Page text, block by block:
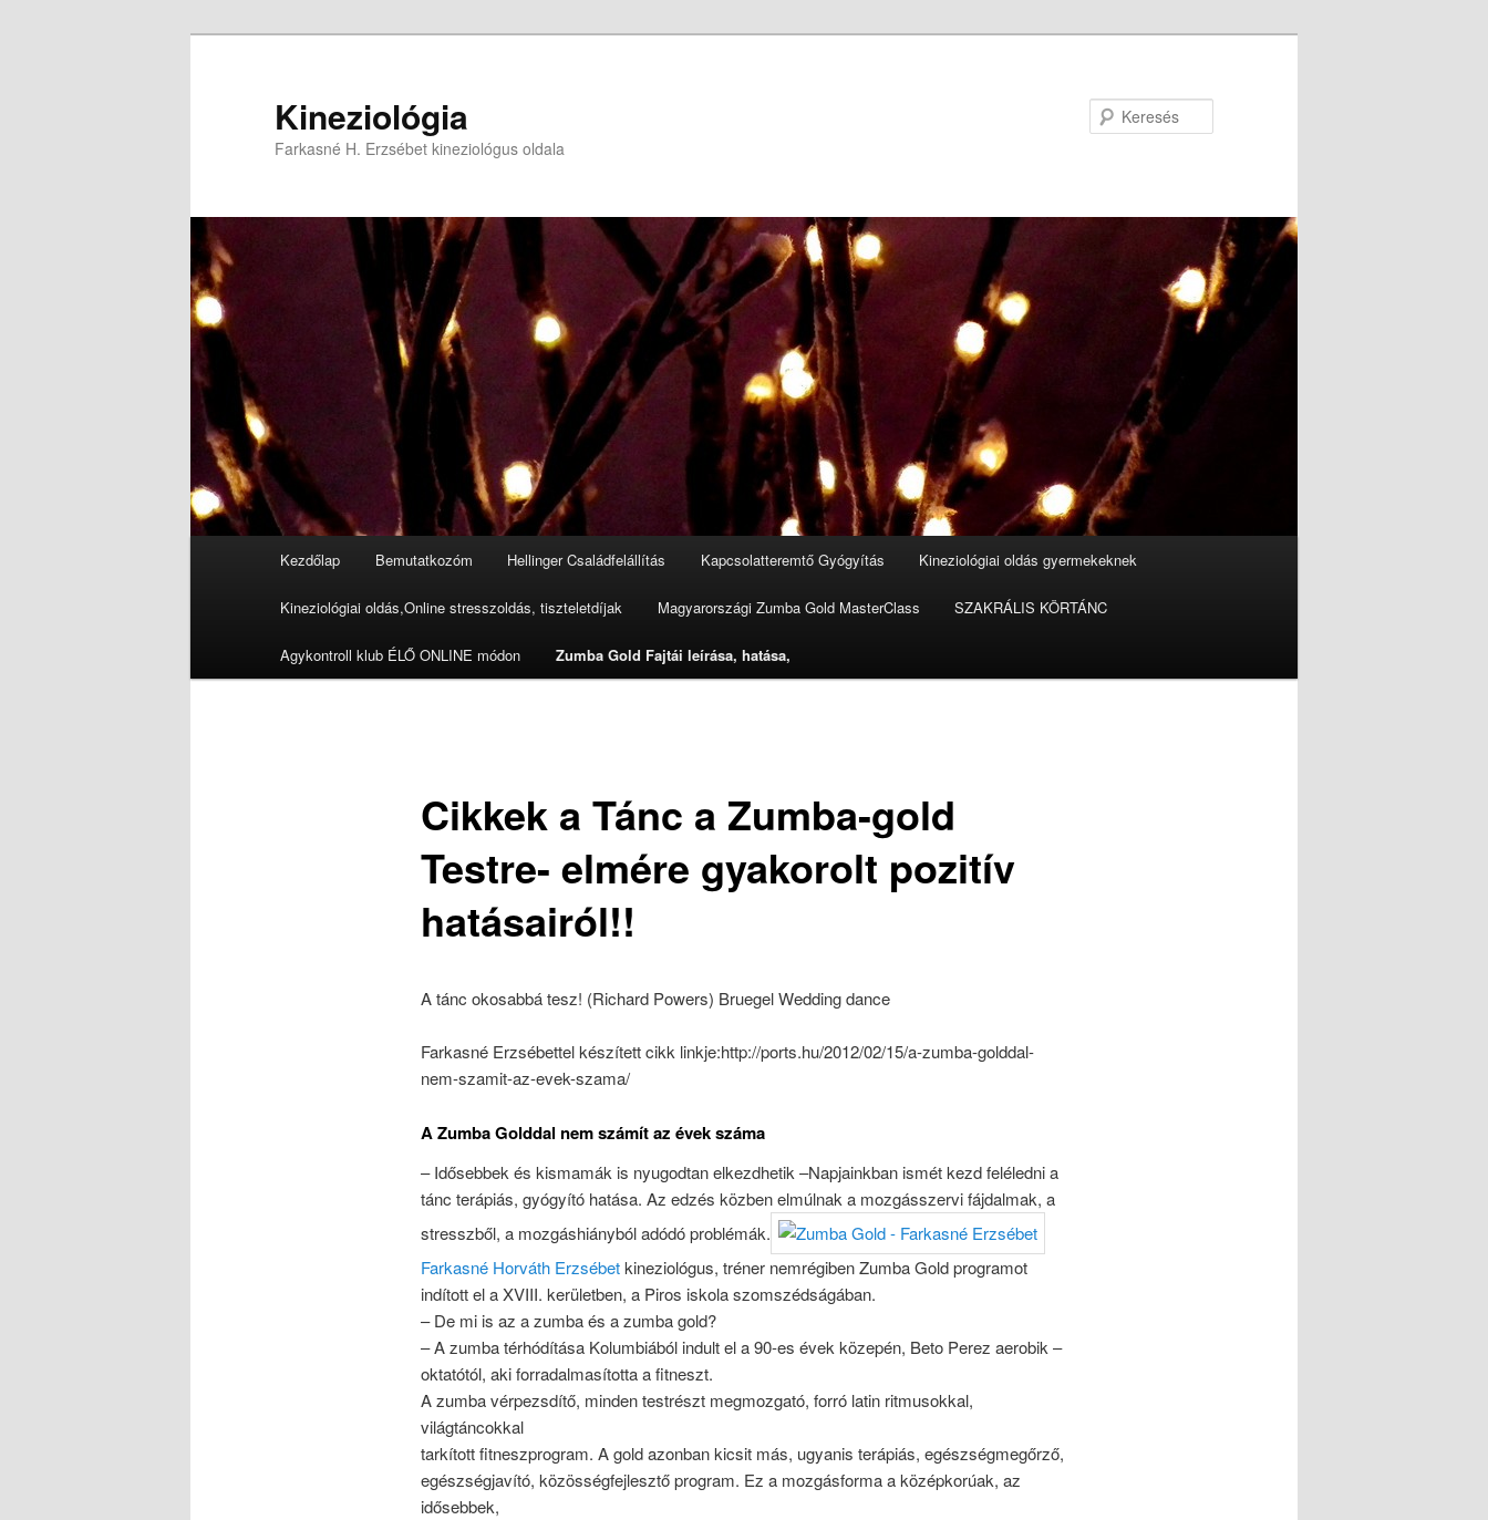
Kineziológia
Farkasné H. Erzsébet kineziológus oldala
Kezdőlap Bemutatkozóm Hellinger Családfelállítás Kapcsolatteremtő Gyógyítás Kineziológiai oldás gyermekeknek
Kineziológiai oldás,Online stresszoldás, tiszteletdíjak Magyarországi Zumba Gold MasterClass SZAKRÁLIS KÖRTÁNC
Agykontroll klub ÉLŐ ONLINE módon Zumba Gold Fajtái leírása, hatása,
Cikkek a Tánc a Zumba-gold
Testre- elmére gyakorolt pozitív
hatásairól!!
A tánc okosabbá tesz! (Richard Powers) Bruegel Wedding dance
Farkasné Erzsébettel készített cikk linkje:http://ports.hu/2012/02/15/a-zumba-golddal-
nem-szamit-az-evek-szama/
A Zumba Golddal nem számít az évek száma
– Idősebbek és kismamák is nyugodtan elkezdhetik –Napjainkban ismét kezd feléledni a
tánc terápiás, gyógyító hatása. Az edzés közben elmúlnak a mozgásszervi fájdalmak, a
stresszből, a mozgáshiányból adódó problémák.
Farkasné Horváth Erzsébetkineziológus, tréner nemrégiben Zumba Gold programot
indított el a XVIII. kerületben, a Piros iskola szomszédságában.
– De mi is az a zumba és a zumba gold?
– A zumba térhódítása Kolumbiából indult el a 90-es évek közepén, Beto Perez aerobik –
oktatótól, aki forradalmasította a fitneszt.
A zumba vérpezsdítő, minden testrészt megmozgató, forró latin ritmusokkal,
világtáncokkal
tarkított fitneszprogram. A gold azonban kicsit más, ugyanis terápiás, egészségmegőrző,
egészségjavító, közösségfejlesztő program. Ez a mozgásforma a középkorúak, az
idősebbek,